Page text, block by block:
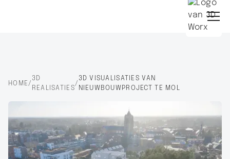
HOME /
3D
REALISATIES
/
3D VISUALISATIES VAN
NIEUWBOUWPROJECT TE MOL